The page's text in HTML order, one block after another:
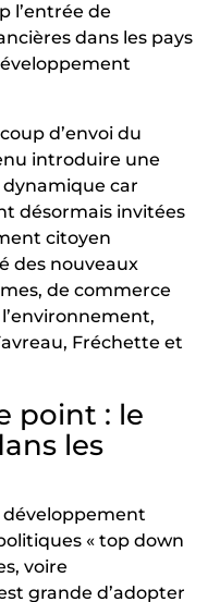
l’entrée de
dans les pays
d’envoi du
introduire une
car
désormais invitées
citoyen
des nouveaux
de commerce
Fréchette et
point : le
les
développement
« top down
voire
grande d’adopter